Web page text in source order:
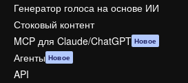
Генератор голоса на основе ИИ
Стоковый контент
MCP для Claude/ChatGPT Новое
Агенты Новое
API